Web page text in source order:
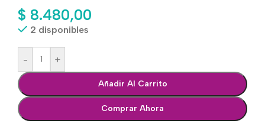
$ 8.480,00
2 disponibles
- +
Añadir Al Carrito
Comprar Ahora